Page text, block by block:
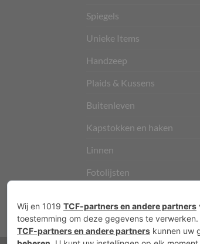
Spiegels
Unieke Items
Handzeep
Plaids & Kussens
Buitenleven
Kapstokken en haken
Linnen
Fotolijsten